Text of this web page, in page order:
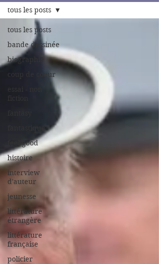
tous les posts
bande dessinée
biographie
coup de coeur
feel good
histoire
interview
d'auteur
jeunesse
littérature
étrangère
littérature
française
policier
tous les posts